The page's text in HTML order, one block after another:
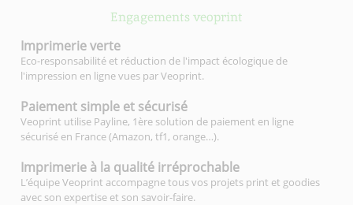
Engagements veoprint
Imprimerieverte
Eco-responsabilité et réduction de l'impact écologique de
l'impression en ligne vues par Veoprint.
Paiement simple et sécurisé
Veoprint utilise Payline, 1ère solution de paiement en ligne
sécurisé en France (Amazon, tf1, orange…).
Imprimerie à la qualité irréprochable
L’équipe Veoprint accompagne tous vos projets print et goodies
avec son expertise et son savoir-faire.